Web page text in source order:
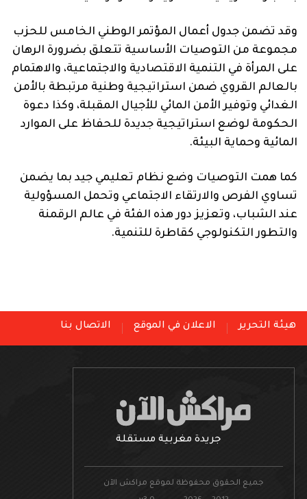
وقد تضمن جدول أعمال المؤتمر الوطني الخامس للحزب
مجموعة من التوصيات الأساسية تتعلق بضرورة الرهان
على المرأة في التنمية الاقتصادية والاجتماعية، والاهتمام
بالعالم القروي ضمن استراتيجية وطنية مرتبطة بالأمن
الغدائي وتوفير الأمن المائي للأجيال المقبلة، وكذا دعوة
الحكومة لوضع استراتيجية جديدة للحفاظ على الموارد
المائية وحماية البيئة.
كما همت التوصيات وضع نظام تعليمي جيد بما يضمن
تساوي الفرص والارتقاء الاجتماعي وتحمل المسؤولية
عند الشباب، وتعزيز دور هذه الفئة في عالم الرقمنة
والتطور التكنولوجي كقاطرة للتنمية.
هيئة التحرير الاعلان في الموقع الاتصال بنا
جريدة مغربية مستقلة
جميع الحقوق محفوظة لموقع مراكش الآن